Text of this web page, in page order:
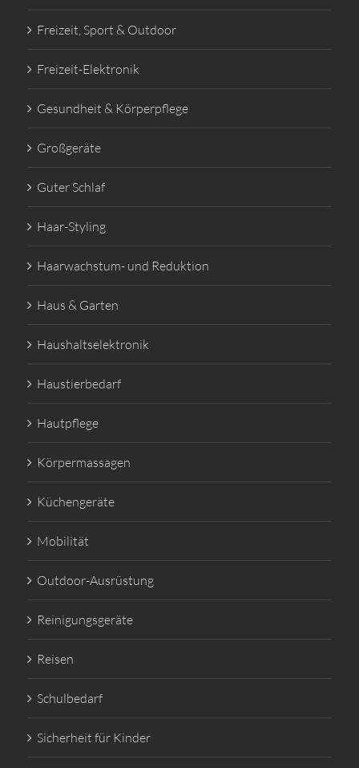
Freizeit, Sport & Outdoor
Freizeit-Elektronik
Gesundheit & Körperpflege
Großgeräte
Guter Schlaf
Haar-Styling
Haarwachstum- und Reduktion
Haus & Garten
Haushaltselektronik
Haustierbedarf
Hautpflege
Körpermassagen
Küchengeräte
Mobilität
Outdoor-Ausrüstung
Reinigungsgeräte
Reisen
Schulbedarf
Sicherheit für Kinder